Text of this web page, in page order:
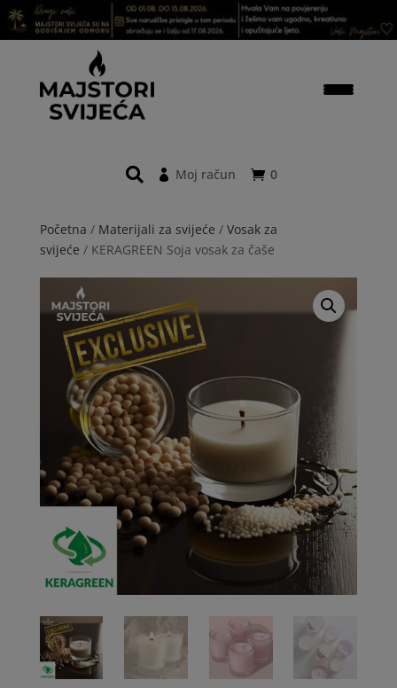
0
Moj račun
Početna / Materijali za svijeće / Vosak za
svijeće / KERAGREEN Soja vosak za čaše